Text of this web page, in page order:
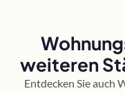
weiteren
Entdecken Sie auch